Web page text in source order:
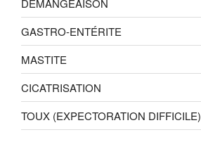
GASTRO-ENTÉRITE
MASTITE
CICATRISATION
TOUX (EXPECTORATION DIFFICILE)